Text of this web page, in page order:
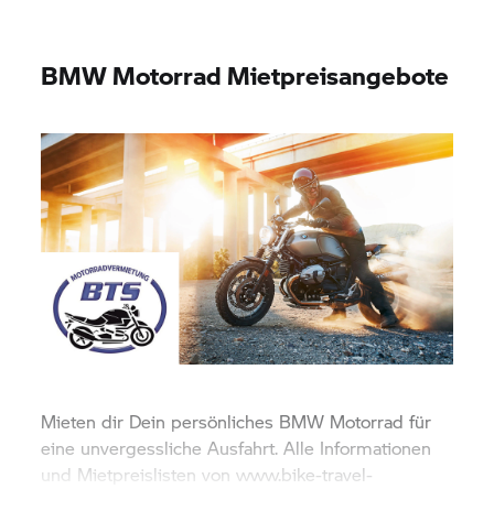
BMW Motorrad Mietpreisangebote
Mieten dir Dein persönliches BMW Motorrad für
eine unvergessliche Ausfahrt. Alle Informationen
und Mietpreislisten von www.bike-travel-